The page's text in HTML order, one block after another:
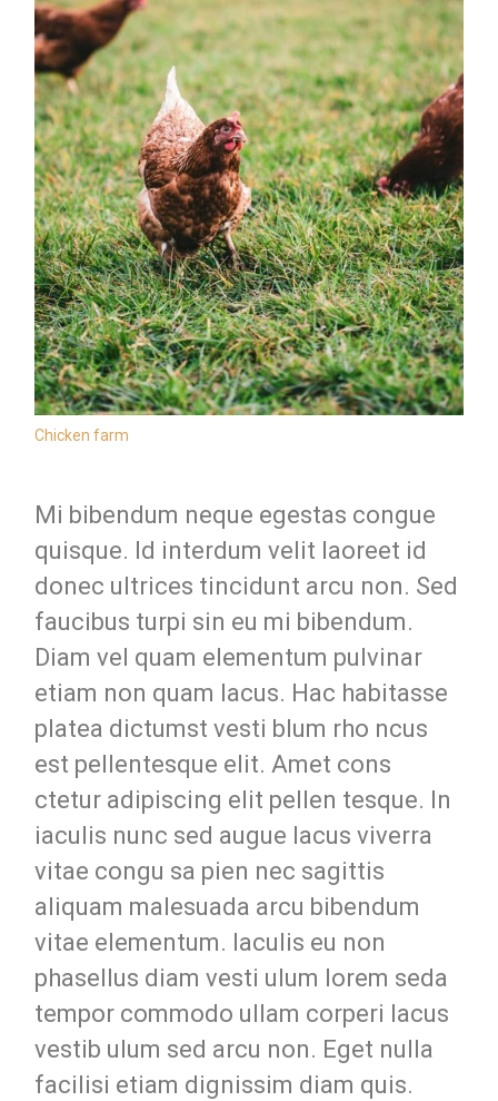
Chicken farm
Mi bibendum neque egestas congue
quisque. Id interdum velit laoreet id
donec ultrices tincidunt arcu non. Sed
faucibus turpi sin eu mi bibendum.
Diam vel quam elementum pulvinar
etiam non quam lacus. Hac habitasse
platea dictumst vesti blum rho ncus
est pellentesque elit. Amet cons
ctetur adipiscing elit pellen tesque. In
iaculis nunc sed augue lacus viverra
vitae congu sa pien nec sagittis
aliquam malesuada arcu bibendum
vitae elementum. Iaculis eu non
phasellus diam vesti ulum lorem seda
tempor commodo ullam corperi lacus
vestib ulum sed arcu non. Eget nulla
facilisi etiam dignissim diam quis.